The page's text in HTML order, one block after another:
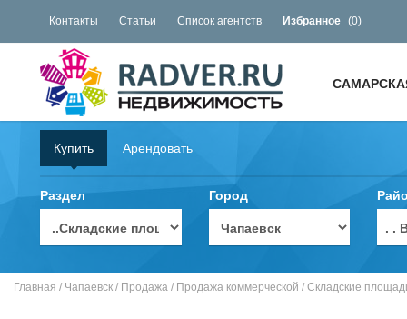
Контакты Статьи Список агентств Избранное (0)
Купить Арендовать
Раздел Город
. .
Главная / Чапаевск / Продажа / Продажа коммерческой / Складские